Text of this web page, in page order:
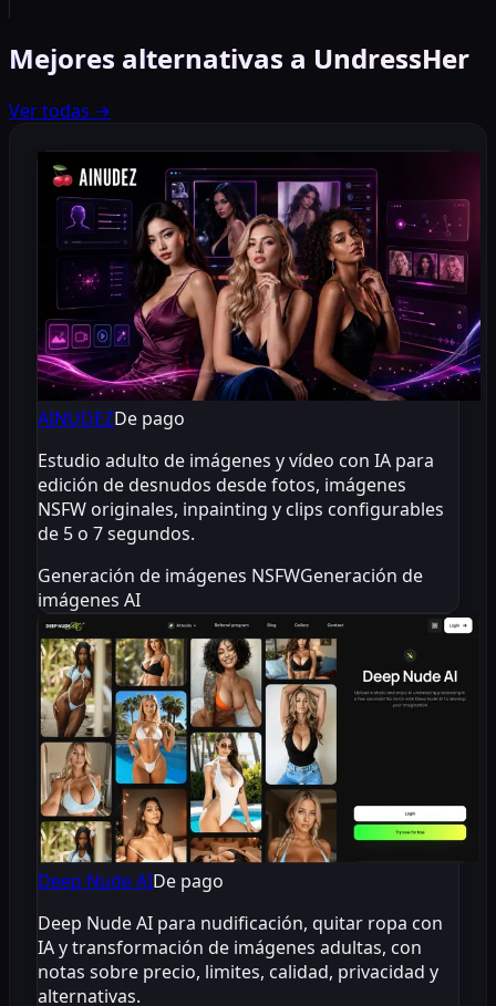
Mejores alternativas a UndressHer
Ver todas →
AINUDEZDe pago
Estudio adulto de imágenes y vídeo con IA para
edición de desnudos desde fotos, imágenes
NSFW originales, inpainting y clips configurables
de 5 o 7 segundos.
Generación de imágenes NSFWGeneración de
imágenes AI
Deep Nude AIDe pago
Deep Nude AI para nudificación, quitar ropa con
IA y transformación de imágenes adultas, con
notas sobre precio, limites, calidad, privacidad y
alternativas.